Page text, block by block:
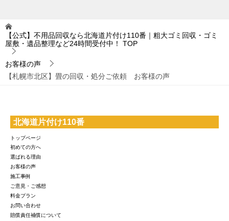
【公式】不用品回収なら北海道片付け110番｜粗大ゴミ回収・ゴミ
屋敷・遺品整理など24時間受付中！
TOP
お客様の声
【札幌市北区】畳の回収・処分ご依頼 お客様の声
北海道片付け110番
トップページ
初めての方へ
選ばれる理由
お客様の声
施工事例
ご意見・ご感想
料金プラン
お問い合わせ
賠償責任補償について